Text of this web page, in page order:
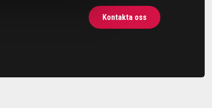
Kontakta oss